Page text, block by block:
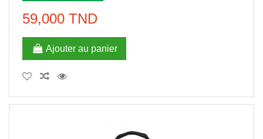
59,000 TND
Ajouter au panier